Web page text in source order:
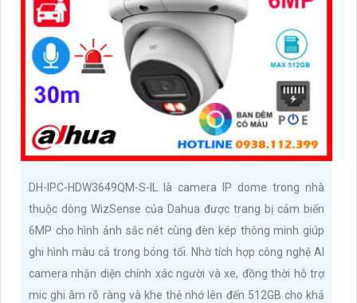
DH-IPC-HDW3649QM-S-IL là camera IP dome trong nhà
thuộc dòng WizSense của Dahua được trang bị cảm biến
6MP cho hình ảnh sắc nét cùng đèn kép thông minh giúp
ghi hình màu cả trong bóng tối. Nhờ tích hợp công nghệ AI
camera nhận diện chính xác người và xe, đồng thời hỗ trợ
mic ghi âm rõ ràng và khe thẻ nhớ lên đến 512GB cho khả